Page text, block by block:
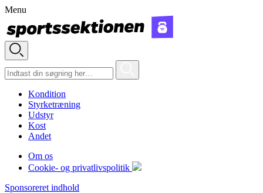
Menu
Kondition
Styrketræning
Udstyr
Kost
Andet
Om os
Cookie- og privatlivspolitik
Sponsoreret indhold